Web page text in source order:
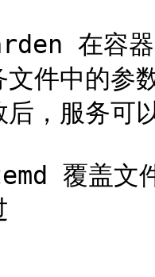
在容器
文件中的
，服务可
覆盖文